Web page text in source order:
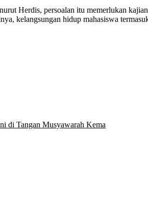
Herdis, persoalan itu memerlukan
kelangsungan hidup mahasiswa
di Tangan Musyawarah Kema